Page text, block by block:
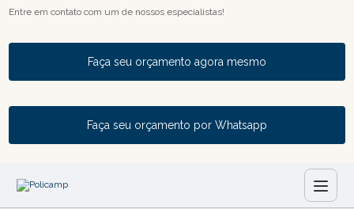
Entre em contato com um de nossos especialistas!
Faça seu orçamento agora mesmo
Faça seu orçamento por Whatsapp